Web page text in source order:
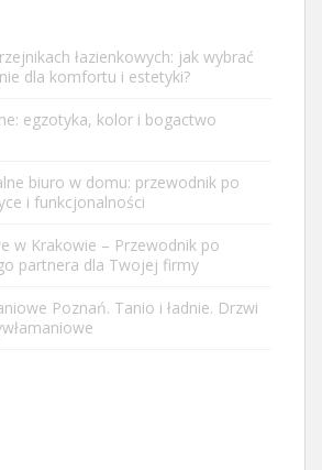
łazienkowych: jak wybrać
dla komfortu i estetyki?
egzotyka, kolor i bogactwo
biuro w domu: przewodnik po
i funkcjonalności
w Krakowie – Przewodnik po
partnera dla Twojej firmy
Poznań. Tanio i ładnie. Drzwi